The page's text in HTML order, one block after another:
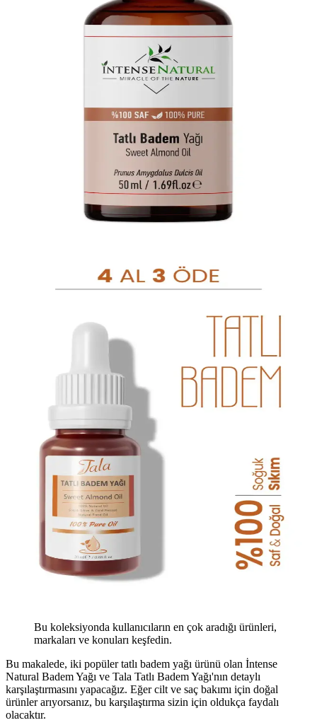
Bu koleksiyonda kullanıcıların en çok aradığı ürünleri,
markaları ve konuları keşfedin.
Bu makalede, iki popüler tatlı badem yağı ürünü olan İntense
Natural Badem Yağı ve Tala Tatlı Badem Yağı'nın detaylı
karşılaştırmasını yapacağız. Eğer cilt ve saç bakımı için doğal
ürünler arıyorsanız, bu karşılaştırma sizin için oldukça faydalı
olacaktır.